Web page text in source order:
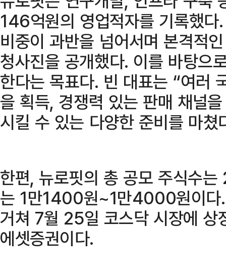
146억원의 영업적자를 기록했
비중이 과반을 넘어서며 본격적
청사진을 공개했다. 이를 바탕으
한다는 목표다. 빈 대표는 “여러
을 획득, 경쟁력 있는 판매 채널
시킬 수 있는 다양한 준비를 마쳤
한편, 뉴로핏의 총 공모 주식수
는 1만1400원~1만4000원이다
거쳐 7월 25일 코스닥 시장에 상
에셋증권이다.